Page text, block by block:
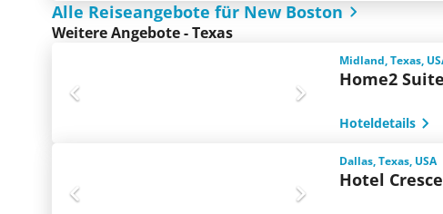
Alle Reiseangebote für New Boston
Weitere Angebote - Texas
Midland, Texas,
Home2
Hoteldetails
Dallas, Texas, USA
Hotel